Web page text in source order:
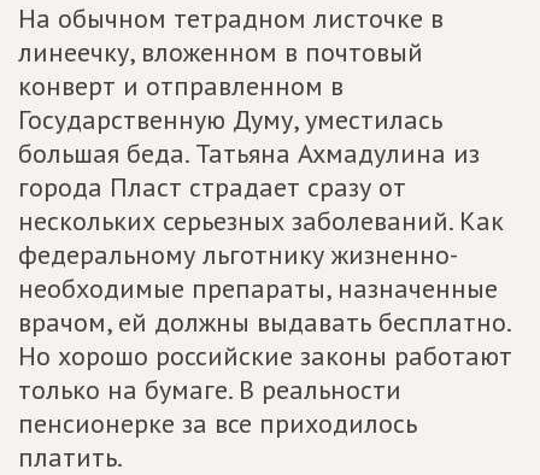
На обычном тетрадном листочке в
линеечку, вложенном в почтовый
конверт и отправленном в
Государственную Думу, уместилась
большая беда. Татьяна Ахмадулина из
города Пласт страдает сразу от
нескольких серьезных заболеваний. Как
федеральному льготнику жизненно-
необходимые препараты, назначенные
врачом, ей должны выдавать бесплатно.
Но хорошо российские законы работают
только на бумаге. В реальности
пенсионерке за все приходилось
платить.